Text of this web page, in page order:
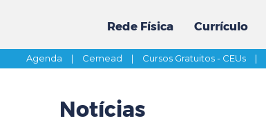
Rede Física Currículo
Agenda | Cemead | Cursos Gratuitos - CEUs |
Notícias